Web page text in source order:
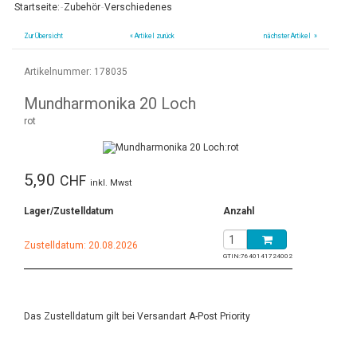
Startseite: Zubehör Verschiedenes
Zur Übersicht «Artikel zurück nächster Artikel »
Artikelnummer: 178035
Mundharmonika 20 Loch
rot
5,90 CHF inkl. Mwst
Lager/Zustelldatum Anzahl
Zustelldatum: 20.08.2026
GTIN:7640141724002
Das Zustelldatum gilt bei Versandart A-Post Priority